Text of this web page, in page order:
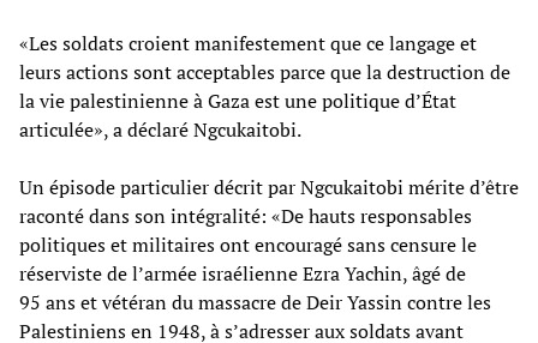
«Les soldats croient manifestement que ce langage et
leurs actions sont acceptables parce que la destruction de
la vie palestinienne à Gaza est une politique d’État
articulée», a déclaré Ngcukaitobi.
Un épisode particulier décrit par Ngcukaitobi mérite d’être
raconté dans son intégralité: «De hauts responsables
politiques et militaires ont encouragé sans censure le
réserviste de l’armée israélienne Ezra Yachin, âgé de
95 ans et vétéran du massacre de Deir Yassin contre les
Palestiniens en 1948, à s’adresser aux soldats avant